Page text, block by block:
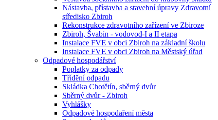
Nástavba, přístavba a stavební úpravy Zdravotní
středisko Zbiroh
Rekonstrukce zdravotního zařízení ve Zbiroze
Zbiroh, Švabín - vodovod-I a II etapa
Instalace FVE v obci Zbiroh na základní školu
Instalace FVE v obci Zbiroh na Městský úřad
Odpadové hospodářství
Poplatky za odpady
Třídění odpadu
Skládka Chotětín, sběrný dvůr
Sběrný dvůr - Zbiroh
Vyhlášky
Odpadové hospodaření města